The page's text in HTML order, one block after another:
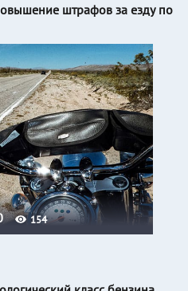
154
штрафов за езду по